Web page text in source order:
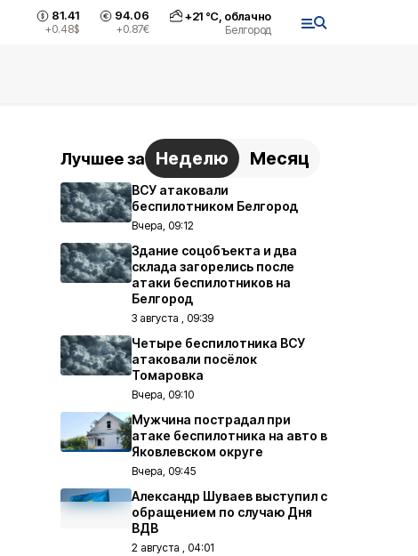
81.41
+0.48$
94.06
+0.87€
+21°С, облачно
Белгород
Лучшее за Неделю Месяц
ВСУ атаковали
беспилотником Белгород
Вчера, 09:12
Здание соцобъекта и два
склада загорелись после
атаки беспилотников на
Белгород
3 августа , 09:39
Четыре беспилотника ВСУ
атаковали посёлок
Томаровка
Вчера, 09:10
Мужчина пострадал при
атаке беспилотника на авто в
Яковлевском округе
Вчера, 09:45
Александр Шуваев выступил с
обращением по случаю Дня
ВДВ
2 августа , 04:01